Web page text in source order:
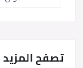
تصفح المزيد